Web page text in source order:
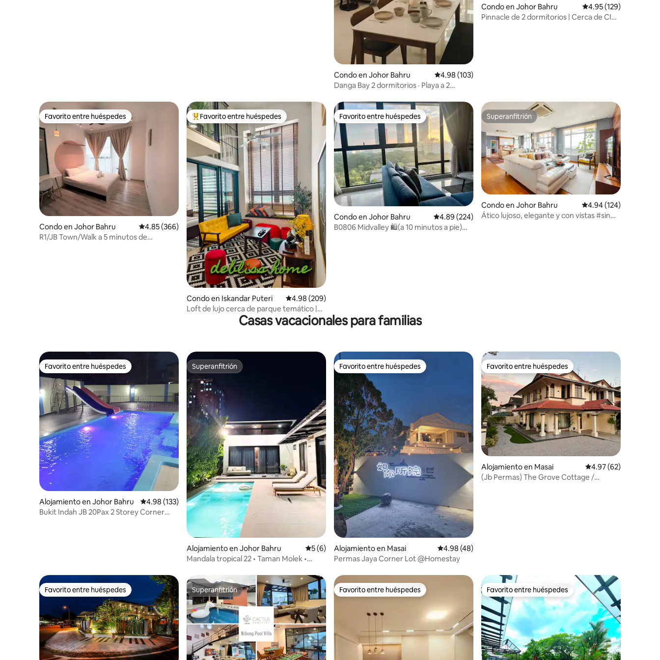
Condo en Johor Bahru Calificación promedio: 4.98 de 5, 103 reseñas
4.98 (103)
Danga Bay 2 dormitorios · Playa a 2
Condo en Johor Bahru Calificación promedio:
4.95 (129)
Pinnacle de 2 dormitorios | Cerca de CIQ |
Favorito entre huéspedes
Favorito entre huéspedes
Condo en Johor Bahru Calificación promedio: 4.85 de 5, 366 reseñas
4.85 (366)
R1/JB Town/Walk a 5 minutos de
Favorito entre huéspedes preferido
Favorito entre huéspedes
Condo en Iskandar Puteri Calificación promedio: 4.98 de 5, 209 reseñas
4.98 (209)
Loft de lujo cerca de parque temático |
Wifi | Vistas increíbles
Favorito entre huéspedes
Favorito entre huéspedes
Condo en Johor Bahru Calificación promedio: 4.89 de 5, 224 reseñas
4.89 (224)
B0806 Midvalley 🛍(a 10 minutos a pie)
Superanfitrión
Superanfitrión
Condo en Johor Bahru Calificación promedio:
4.94 (124)
Ático lujoso, elegante y con vistas #sin
Casas vacacionales para familias
Favorito entre huéspedes
Favorito entre huéspedes
Alojamiento en Johor Bahru Calificación promedio: 4.98 de 5, 133 reseñas
4.98 (133)
Bukit Indah JB 20Pax 2 Storey Corner
Superanfitrión
Superanfitrión
Alojamiento en Johor Bahru Calificación promedio: 5 de 5, 6 reseñas
5 (6)
Mandala tropical 22 • Taman Molek •
Favorito entre huéspedes
Favorito entre huéspedes
Alojamiento en Masai Calificación promedio: 4.98 de 5, 48 reseñas
4.98 (48)
Permas Jaya Corner Lot @Homestay
Favorito entre huéspedes
Favorito entre huéspedes
Alojamiento en Masai Calificación
4.97 (62)
(Jb Permas) The Grove Cottage /
Favorito entre huéspedes
Favorito entre huéspedes Superanfitrión
Superanfitrión Favorito entre huéspedes
Favorito entre huéspedes Favorito entre huéspedes
Favorito entre huéspedes